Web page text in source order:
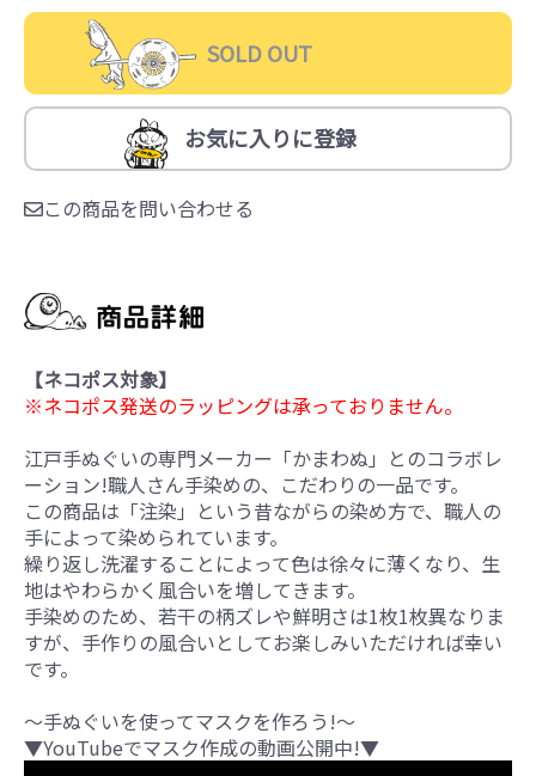
SOLD OUT
お気に入りに登録
この商品を問い合わせる
【ネコポス対象】
※ネコポス発送のラッピングは承っておりません。
江戸手ぬぐいの専門メーカー「かまわぬ」とのコラボレ
ーション!職人さん手染めの、こだわりの一品です。
この商品は「注染」という昔ながらの染め方で、職人の
手によって染められています。
繰り返し洗濯することによって色は徐々に薄くなり、生
地はやわらかく風合いを増してきます。
手染めのため、若干の柄ズレや鮮明さは1枚1枚異なりま
すが、手作りの風合いとしてお楽しみいただければ幸い
です。
～手ぬぐいを使ってマスクを作ろう!～
▼YouTubeでマスク作成の動画公開中!▼